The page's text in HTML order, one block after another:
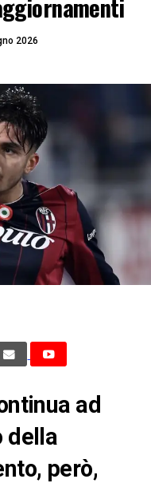
2026
ad
della
però,